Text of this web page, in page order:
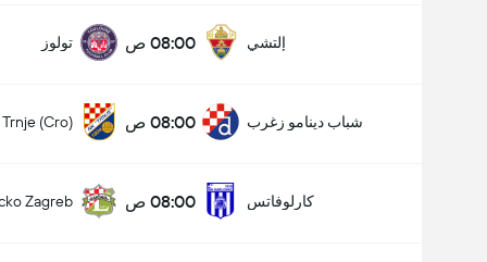
إلتشي 08:00 ص تولوز
شباب دينامو زغرب 08:00 ص Trnje (Cro)
كارلوفاتس 08:00 ص Zagreb